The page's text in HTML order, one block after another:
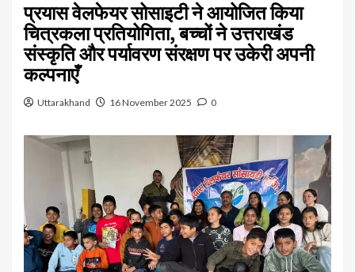
प्रयास वेलफेयर सोसाइटी ने आयोजित किया
चित्रकला प्रतियोगिता, बच्चों ने उत्तराखंड
संस्कृति और पर्यावरण संरक्षण पर उकेरी अपनी
कल्पनाएँ
Uttarakhand 16 November 2025 0